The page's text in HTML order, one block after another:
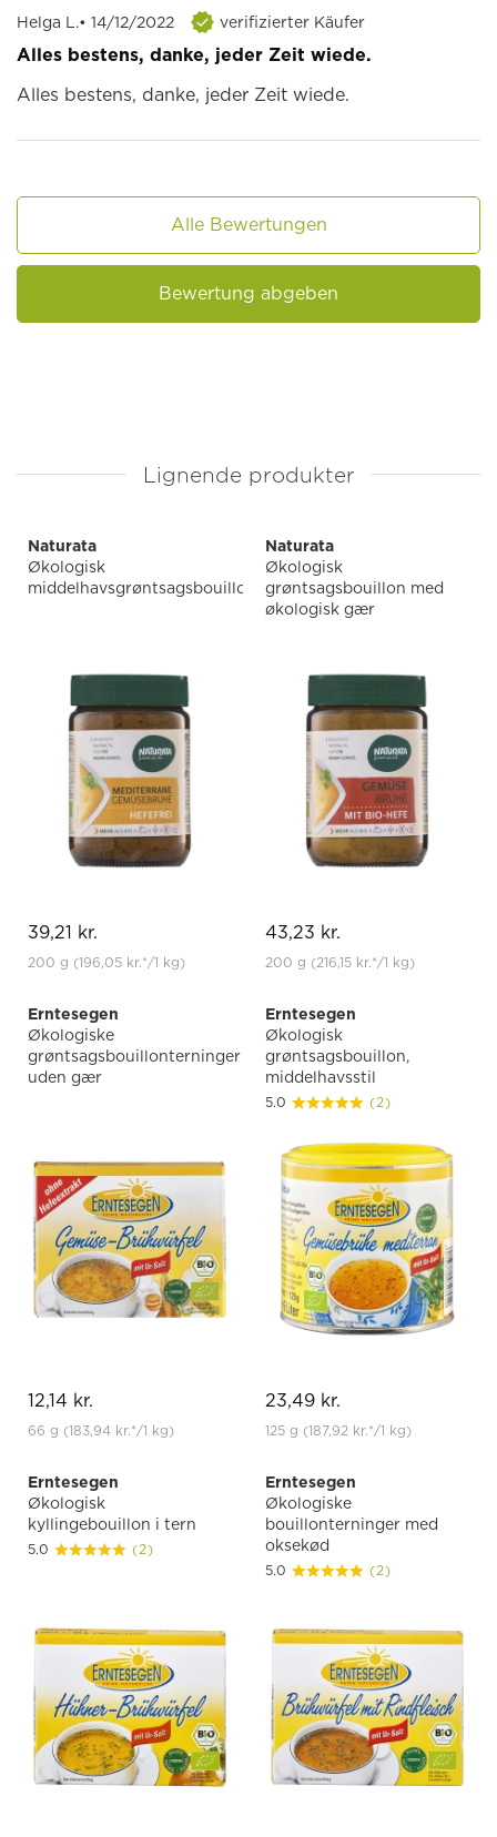
Helga L.• 14/12/2022 verifizierter Käufer
Alles bestens, danke, jeder Zeit wiede.
Alles bestens, danke, jeder Zeit wiede.
Alle Bewertungen
Bewertung abgeben
Lignende produkter
Naturata
Økologisk
middelhavsgrøntsagsbouillon
39,21 kr.
200 g (196,05 kr.*/1 kg)
Naturata
Økologisk
grøntsagsbouillon med
økologisk gær
43,23 kr.
200 g (216,15 kr.*/1 kg)
Erntesegen
Økologiske
grøntsagsbouillonterninger
uden gær
12,14 kr.
66 g (183,94 kr.*/1 kg)
Erntesegen
Økologisk
grøntsagsbouillon,
middelhavsstil
5.0 (2)
23,49 kr.
125 g (187,92 kr.*/1 kg)
Erntesegen
Økologisk
kyllingebouillon i tern
5.0 (2)
Erntesegen
Økologiske
bouillonterninger med
oksekød
5.0 (2)